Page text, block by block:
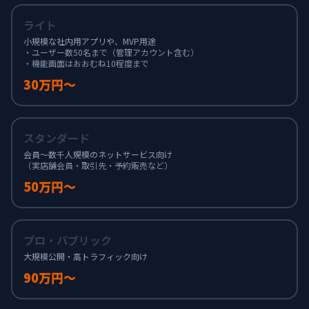
ライト
小規模な社内用アプリや、MVP用途
・ユーザー数50名まで（管理アカウント含む）
・機能画面はおおむね10程度まで
30万円〜
スタンダード
会員〜数千人規模のネットサービス向け
（実店舗会員・取引先・予約販売など）
50万円〜
プロ・パブリック
大規模公開・高トラフィック向け
90万円〜